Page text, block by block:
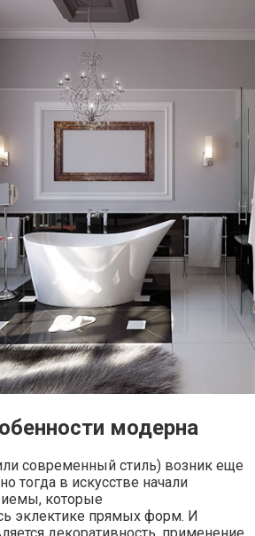
модерна
современный стиль) возник еще
тогда в искусстве начали
которые
эклектике прямых форм. И